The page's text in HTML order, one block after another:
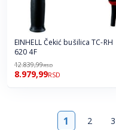
EINHELL Čekić bušilica TC-RH
620 4F
12.839,99RSD
8.979,99RSD
1
2 3